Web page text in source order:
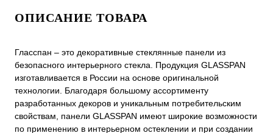
ОПИСАНИЕ ТОВАРА
Гласспан – это декоративные стеклянные панели из
безопасного интерьерного стекла. Продукция GLASSPAN
изготавливается в России на основе оригинальной
технологии. Благодаря большому ассортименту
разработанных декоров и уникальным потребительским
свойствам, панели GLASSPAN имеют широкие возможности
по применению в интерьерном остеклении и при создании